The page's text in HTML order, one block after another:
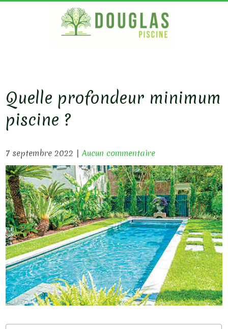
Quelle profondeur minimum
piscine ?
7 septembre 2022 |Aucun commentaire